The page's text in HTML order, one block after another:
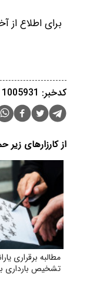
برای اطلاع از
کدخبر: 1005931
از کارزارهای زیر
مطالبه برقراری
تشخیص بارداری